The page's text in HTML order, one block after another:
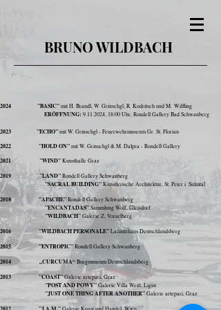
BRUNO WILDBACH
2024 "BASIC" mit H. Brandl, W. Grinschgl, R. Kodritsch und M. Wilfling
ERÖFFNUNG: 9.11.2024, 18:00 Uhr, Rondell Gallery Bad Schwanberg
2023 "ECHO" mit W. Grinschgl - Feuerwehrmuseum Gr. St. Florian
2022 "HOLD ON" mit W. Grinschgl & M. Dalpra - Rondell Gallery
2021 "WIND" Kunsthalle Graz
2019 "LAND" Rondell Gallery Schwanberg
"SACRAL BUILDING" Künstlerische Architektur, St. Peter i. Sulmtal
2018 "APACHE" Rondell Gallery Schwanberg
"ENCANTADAS"Sammlung Wolf, Gleisdorf
"WILDBACH" Galerie Z, Vorarlberg
2016 "WILDBACH PERSONALE" Laßnitzhaus Deutschlandsberg
2015 "ENTROPIC" Rondell Gallery Schwanberg
2014 „CURCUMA“ Burgmuseum Deutschlandsberg
2013 "COAST"Galerie artepari, Graz
"POST AND POWY" Galerie Villa Weiß, Ligist
"JUST ONE THING AFTER ANOTHER" Galerie artepari, Graz
Galerie Kunst und Handel, Wien